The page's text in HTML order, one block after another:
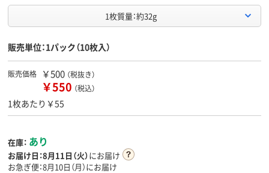
1枚質量：約32g
販売単位：1パック（10枚入）
販売価格 ￥500 （税抜き）
￥550 （税込）
1枚あたり￥55
在庫： あり
お届け日：8月11日（火）にお届け
お急ぎ便：8月10日（月）にお届け